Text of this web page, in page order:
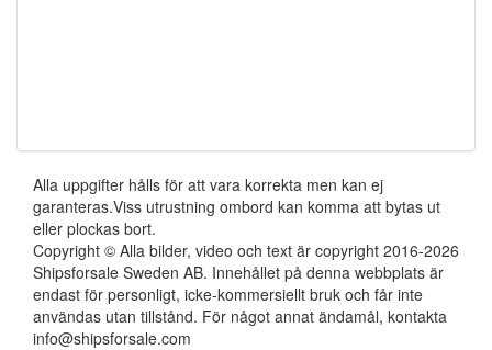
Alla uppgifter hålls för att vara korrekta men kan ej
garanteras.Viss utrustning ombord kan komma att bytas ut
eller plockas bort.
Copyright © Alla bilder, video och text är copyright 2016-2026
Shipsforsale Sweden AB. Innehållet på denna webbplats är
endast för personligt, icke-kommersiellt bruk och får inte
användas utan tillstånd. För något annat ändamål, kontakta
info@shipsforsale.com